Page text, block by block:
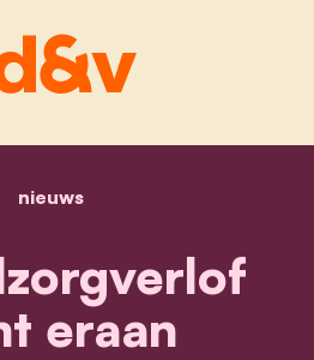
home
nieuwsmantelzorgverlof komt
eraan